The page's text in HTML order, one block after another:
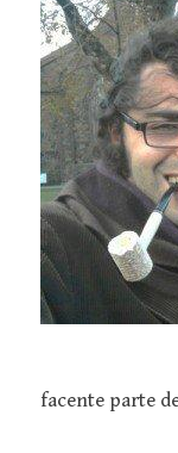
facente parte